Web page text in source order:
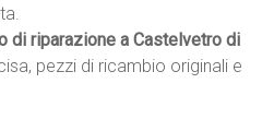
di riparazione a Castelvetro di
pezzi di ricambio originali e